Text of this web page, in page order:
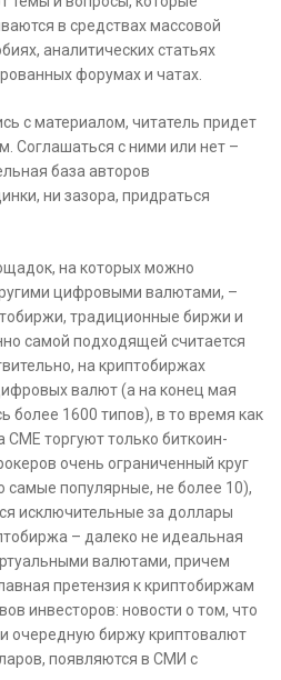
в средствах массовой
аналитических статьях
форумах и чатах.
с материалом, читатель придет
Соглашаться с ними или нет –
база авторов
ни зазора, придраться
на которых можно
цифровыми валютами, –
традиционные биржи и
самой подходящей считается
на криптобиржах
валют (а на конец мая
более 1600 типов), в то время как
торгуют только биткоин-
очень ограниченный круг
самые популярные, не более 10),
исключительные за доллары
– далеко не идеальная
валютами, причем
претензия к криптобиржам
инвесторов: новости о том, что
очередную биржу криптовалют
появляются в СМИ с